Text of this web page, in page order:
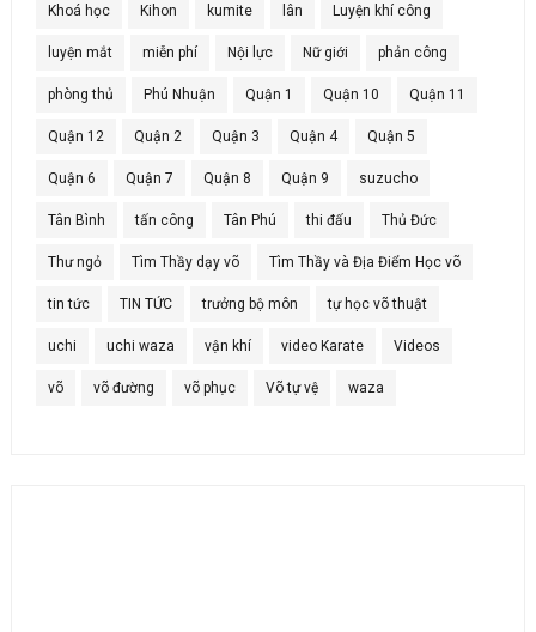
Khoá học Kihon kumite lân Luyện khí công
luyện mắt miễn phí Nội lực Nữ giới phản công
phòng thủ Phú Nhuận Quận 1 Quận 10 Quận 11
Quận 12 Quận 2 Quận 3 Quận 4 Quận 5
Quận 6 Quận 7 Quận 8 Quận 9 suzucho
Tân Bình tấn công Tân Phú thi đấu Thủ Đức
Thư ngỏ Tìm Thầy dạy võ Tìm Thầy và Địa Điểm Học võ
tin tức TIN TỨC trưởng bộ môn tự học võ thuật
uchi uchi waza vận khí video Karate Videos
võ võ đường võ phục Võ tự vệ waza